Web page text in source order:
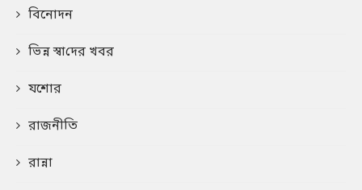
বিনোদন
ভিন্ন স্বা‌দের খবর
যশোর
রাজনীতি
রান্না